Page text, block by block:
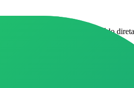
Este canal permite receber conteúdo
✅ Produtos com ótimo custo-
nenhuma oportunidade de